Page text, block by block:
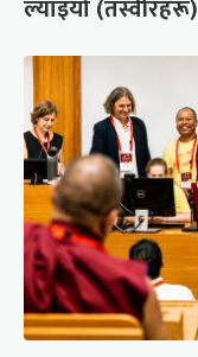
ल्याइयो (तस्वीरहरू)